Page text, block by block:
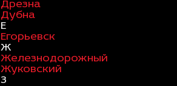
Дрезна
Дубна
Е
Егорьевск
Ж
Железнодорожный
Жуковский
З